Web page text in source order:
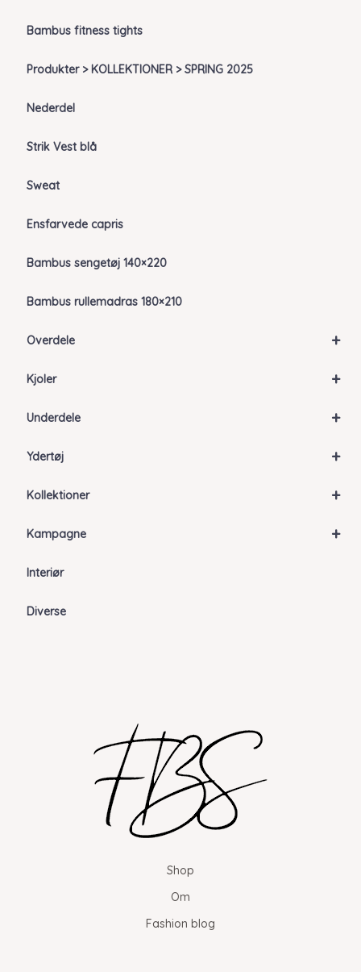
Bambus fitness tights
Produkter > KOLLEKTIONER > SPRING 2025
Nederdel
Strik Vest blå
Sweat
Ensfarvede capris
Bambus sengetøj 140×220
Bambus rullemadras 180×210
+
Overdele
+
Kjoler
+
Underdele
+
Ydertøj
+
Kollektioner
+
Kampagne
Interiør
Diverse
Shop
Om
Fashion blog